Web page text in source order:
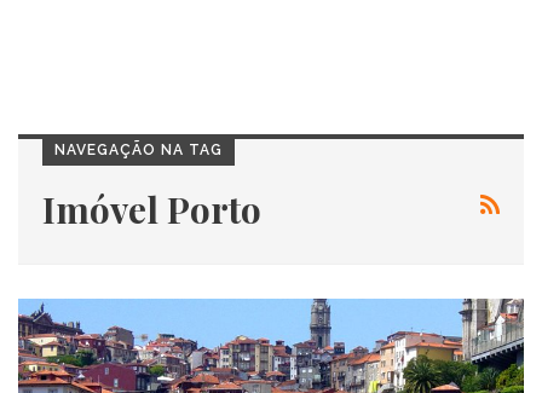
NAVEGAÇÃO NA TAG
Imóvel Porto